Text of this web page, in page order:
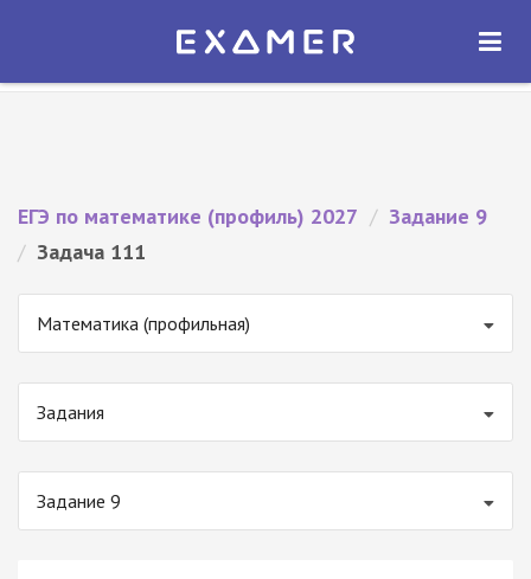
Экзамер — ЕГЭ 2027
ОТКРЫТЬ
ЕГЭ по математике (профиль) 2027 / Задание 9
/ Задача 111
Математика (профильная)
Задания
Задание 9